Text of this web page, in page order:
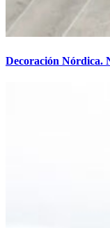
Decoración Nórdica.